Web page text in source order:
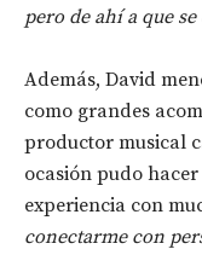
pero de ahí a que
Además, David
como grandes
productor musical
ocasión pudo
experiencia con
conectarme con